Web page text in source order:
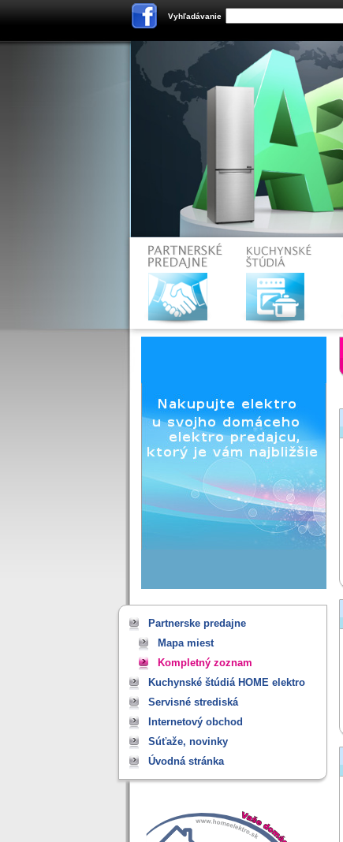
Vyhľadávanie
Partnerske predajne
Mapa miest
Kompletný zoznam
Kuchynské štúdiá HOME elektro
Servisné strediská
Internetový obchod
Súťaže, novinky
Úvodná stránka